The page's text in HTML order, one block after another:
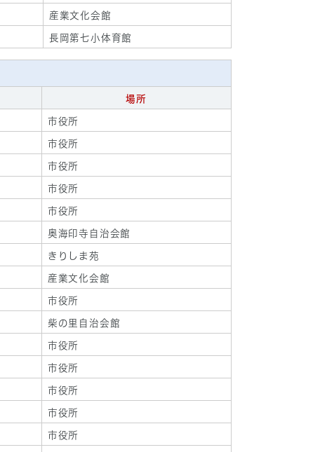
産業文化会館
長岡第七小体育館
場所
市役所
市役所
市役所
市役所
市役所
奥海印寺自治会館
きりしま苑
産業文化会館
市役所
柴の里自治会館
市役所
市役所
市役所
市役所
市役所